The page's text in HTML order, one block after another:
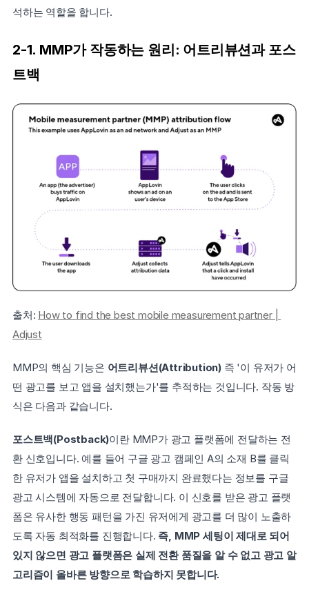
석하는 역할을 합니다.
2-1. MMP가 작동하는 원리: 어트리뷰션과 포스
트백
출처: How to find the best mobile measurement partner |
Adjust
MMP의 핵심 기능은 어트리뷰션(Attribution) 즉 '이 유저가 어
떤 광고를 보고 앱을 설치했는가'를 추적하는 것입니다. 작동 방
식은 다음과 같습니다.
포스트백(Postback)이란 MMP가 광고 플랫폼에 전달하는 전
환 신호입니다. 예를 들어 구글 광고 캠페인 A의 소재 B를 클릭
한 유저가 앱을 설치하고 첫 구매까지 완료했다는 정보를 구글
광고 시스템에 자동으로 전달합니다. 이 신호를 받은 광고 플랫
폼은 유사한 행동 패턴을 가진 유저에게 광고를 더 많이 노출하
도록 자동 최적화를 진행합니다. 즉, MMP 세팅이 제대로 되어
있지 않으면 광고 플랫폼은 실제 전환 품질을 알 수 없고 광고 알
고리즘이 올바른 방향으로 학습하지 못합니다.